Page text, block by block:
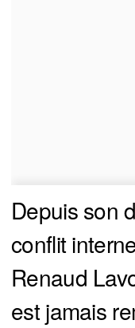
Depuis son
conflit
Renaud
est jamais